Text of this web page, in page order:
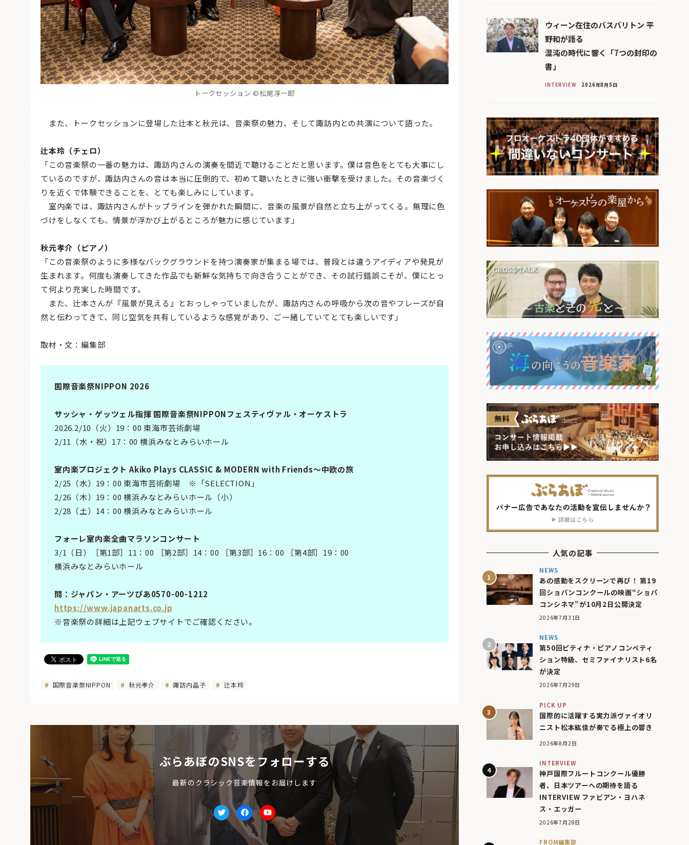
トークセッション ©️松尾淳一郎
また、トークセッションに登場した辻本と秋元は、音楽祭の魅力、そして諏訪内との共演について語った。
辻本玲（チェロ）
「この音楽祭の一番の魅力は、諏訪内さんの演奏を間近で聴けることだと思います。僕は音色をとても大事にし
ているのですが、諏訪内さんの音は本当に圧倒的で、初めて聴いたときに強い衝撃を受けました。その音楽づく
りを近くで体験できることを、とても楽しみにしています。
室内楽では、諏訪内さんがトップラインを弾かれた瞬間に、音楽の風景が自然と立ち上がってくる。無理に色
づけをしなくても、情景が浮かび上がるところが魅力に感じています」
秋元孝介（ピアノ）
「この音楽祭のように多様なバックグラウンドを持つ演奏家が集まる場では、普段とは違うアイディアや発見が
生まれます。何度も演奏してきた作品でも新鮮な気持ちで向き合うことができ、その試行錯誤こそが、僕にとっ
て何より充実した時間です。
また、辻本さんが『風景が見える』とおっしゃっていましたが、諏訪内さんの呼吸から次の音やフレーズが自
然と伝わってきて、同じ空気を共有しているような感覚があり、ご一緒していてとても楽しいです」
取材・文：編集部
国際音楽祭NIPPON 2026
サッシャ・ゲッツェル指揮 国際音楽祭NIPPONフェスティヴァル・オーケストラ
2026.2/10（火）19：00 東海市芸術劇場
2/11（水・祝）17：00 横浜みなとみらいホール
室内楽プロジェクト Akiko Plays CLASSIC & MODERN with Friends～中欧の旅
2/25（水）19：00 東海市芸術劇場 ※「SELECTION」
2/26（木）19：00 横浜みなとみらいホール（小）
2/28（土）14：00 横浜みなとみらいホール
フォーレ室内楽全曲マラソンコンサート
3/1（日）［第1部］11：00 ［第2部］14：00 ［第3部］16：00 ［第4部］19：00
横浜みなとみらいホール
問：ジャパン・アーツぴあ0570-00-1212
https://www.japanarts.co.jp
※音楽祭の詳細は上記ウェブサイトでご確認ください。
国際音楽祭NIPPON 秋元孝介 諏訪内晶子 辻本玲
ぶらあぼのSNSをフォローする
最新のクラシック音楽情報をお届けします
TwitterfacebookYoutube
ウィーン在住のバスバリトン 平
野和が語る
混沌の時代に響く「7つの封印の
書」
INTERVIEW 2026年8月5日
人気の記事
NEWS
あの感動をスクリーンで再び！ 第19
回ショパンコンクールの映画“ショパ
コンシネマ”が10月2日公開決定
2026年7月31日
NEWS
第50回ピティナ・ピアノコンペティ
ション特級、セミファイナリスト6名
が決定
2026年7月29日
PICK UP
国際的に活躍する実力派ヴァイオリ
ニスト松本紘佳が奏でる極上の響き
2026年8月2日
INTERVIEW
神戸国際フルートコンクール優勝
者、日本ツアーへの期待を語る
INTERVIEW ファビアン・ヨハネ
ス・エッガー
2026年7月28日
FROM編集部